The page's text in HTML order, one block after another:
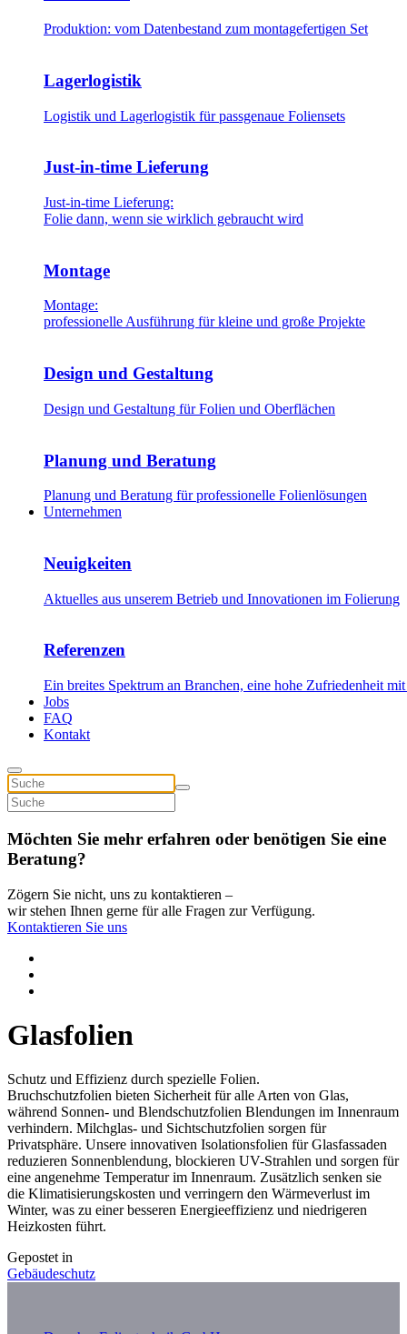
Produktion: vom Datenbestand zum montagefertigen Set
Lagerlogistik
Logistik und Lagerlogistik für passgenaue Foliensets
Just-in-time Lieferung
Just-in-time Lieferung:
Folie dann, wenn sie wirklich gebraucht wird
Montage
Montage:
professionelle Ausführung für kleine und große Projekte
Design und Gestaltung
Design und Gestaltung für Folien und Oberflächen
Planung und Beratung
Planung und Beratung für professionelle Folienlösungen
Unternehmen
Neuigkeiten
Aktuelles aus unserem Betrieb und Innovationen im Folierung
Referenzen
Ein breites Spektrum an Branchen, eine hohe Zufriedenheit
Jobs
FAQ
Kontakt
Möchten Sie mehr erfahren oder benötigen Sie eine
Beratung?
Zögern Sie nicht, uns zu kontaktieren –
wir stehen Ihnen gerne für alle Fragen zur Verfügung.
Kontaktieren Sie uns
Glasfolien
Schutz und Effizienz durch spezielle Folien.
Bruchschutzfolien bieten Sicherheit für alle Arten von Glas,
während Sonnen- und Blendschutzfolien Blendungen im Innenraum
verhindern. Milchglas- und Sichtschutzfolien sorgen für
Privatsphäre. Unsere innovativen Isolationsfolien für Glasfassaden
reduzieren Sonnenblendung, blockieren UV-Strahlen und sorgen für
eine angenehme Temperatur im Innenraum. Zusätzlich senken sie
die Klimatisierungskosten und verringern den Wärmeverlust im
Winter, was zu einer besseren Energieeffizienz und niedrigeren
Heizkosten führt.
Gepostet in
Gebäudeschutz